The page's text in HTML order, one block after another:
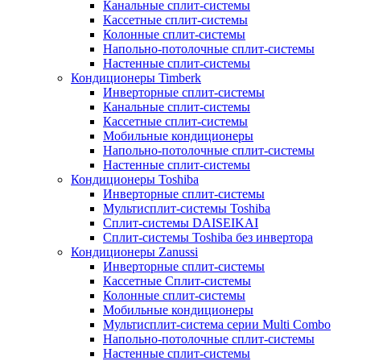
Канальные сплит-системы
Кассетные сплит-системы
Колонные сплит-системы
Напольно-потолочные сплит-системы
Настенные сплит-системы
Кондиционеры Timberk
Инверторные сплит-системы
Канальные сплит-системы
Кассетные сплит-системы
Мобильные кондиционеры
Напольно-потолочные сплит-системы
Настенные сплит-системы
Кондиционеры Toshiba
Инверторные сплит-системы
Мультисплит-системы Toshiba
Сплит-системы DAISEIKAI
Сплит-системы Toshiba без инвертора
Кондиционеры Zanussi
Инверторные сплит-системы
Кассетные Сплит-системы
Колонные сплит-системы
Мобильные кондиционеры
Мультисплит-система серии Multi Combo
Напольно-потолочные сплит-системы
Настенные сплит-системы